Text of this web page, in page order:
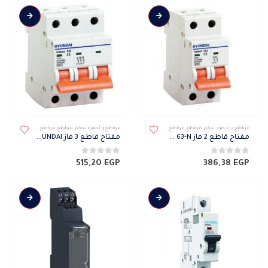
قواطع و أجهزة تحكم, قواطع, قواطع HYUNDAI
مفتاح قاطع 2 فاز HIBD 63-N
0من 5 386,38 EGP
قواطع و أجهزة تحكم, قواطع, قواطع HYUNDAI
مفتاح قاطع 3 فاز HYUNDAI
0من 5 515,20 EGP